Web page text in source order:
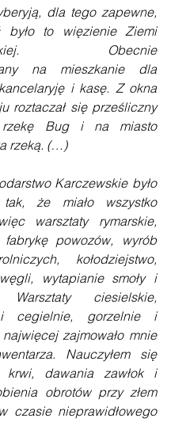
dla tego zapewne,
było to więzienie Ziemi
Obecnie
na mieszkanie dla
i kasę. Z okna
roztaczał się prześliczny
Bug i na miasto
rzeką. (…)
tak, że miało wszystko
warsztaty rymarskie,
fabrykę powozów, wyrób
kołodziejstwo,
wytapianie smoły i
Warsztaty ciesielskie,
i cegielnie, gorzelnie i
zajmowało mnie
Nauczyłem się
krwi, dawania zawłok i
obrotów przy złem
czasie nieprawidłowego